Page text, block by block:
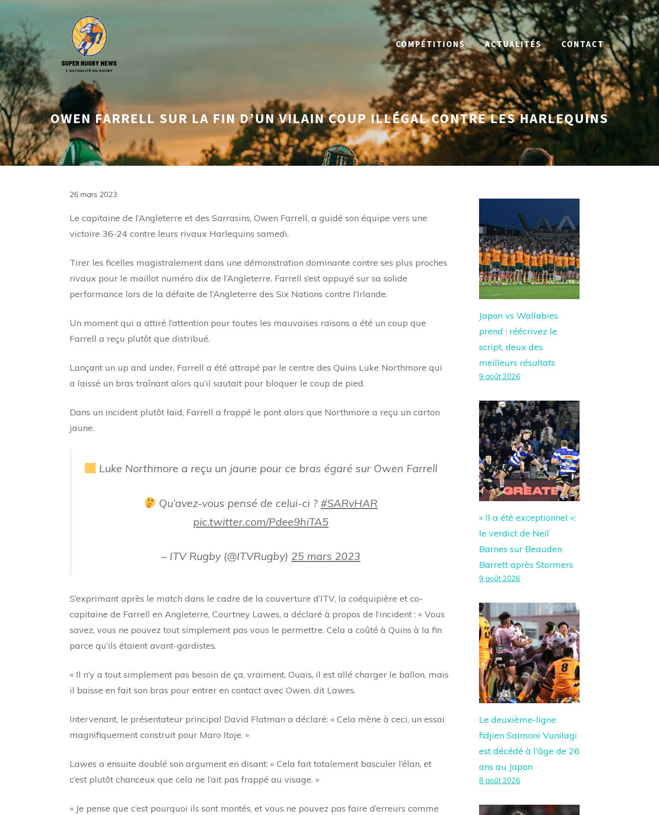
Aller
contenu
COMPÉTITIONS ACTUALITÉS CONTACT
OWEN FARRELL SUR LA FIN D’UN VILAIN COUP ILLÉGAL CONTRE LES HARLEQUINS
26 mars 2023
Le capitaine de l’Angleterre et des Sarrasins, Owen Farrell, a guidé son équipe vers une
victoire 36-24 contre leurs rivaux Harlequins samedi.
Tirer les ficelles magistralement dans une démonstration dominante contre ses plus proches
rivaux pour le maillot numéro dix de l’Angleterre. Farrell s’est appuyé sur sa solide
performance lors de la défaite de l’Angleterre des Six Nations contre l’Irlande.
Un moment qui a attiré l’attention pour toutes les mauvaises raisons a été un coup que
Farrell a reçu plutôt que distribué.
Lançant un up and under, Farrell a été attrapé par le centre des Quins Luke Northmore qui
a laissé un bras traînant alors qu’il sautait pour bloquer le coup de pied.
Dans un incident plutôt laid, Farrell a frappé le pont alors que Northmore a reçu un carton
jaune.
Luke Northmore a reçu un jaune pour ce bras égaré sur Owen Farrell
Qu’avez-vous pensé de celui-ci ?#SARvHAR
pic.twitter.com/Pdee9hiTA5
– ITV Rugby (@ITVRugby) 25 mars 2023
S’exprimant après le match dans le cadre de la couverture d’ITV, la coéquipière et co-
capitaine de Farrell en Angleterre, Courtney Lawes, a déclaré à propos de l’incident : « Vous
savez, vous ne pouvez tout simplement pas vous le permettre. Cela a coûté à Quins à la fin
parce qu’ils étaient avant-gardistes.
« Il n’y a tout simplement pas besoin de ça, vraiment. Ouais, il est allé charger le ballon, mais
il baisse en fait son bras pour entrer en contact avec Owen. dit Lawes.
Intervenant, le présentateur principal David Flatman a déclaré: « Cela mène à ceci, un essai
magnifiquement construit pour Maro Itoje. »
Lawes a ensuite doublé son argument en disant: « Cela fait totalement basculer l’élan, et
c’est plutôt chanceux que cela ne l’ait pas frappé au visage. »
« Je pense que c’est pourquoi ils sont montés, et vous ne pouvez pas faire d’erreurs comme
Japon vs Wallabies
prend : réécrivez le
script, deux des
meilleurs résultats
9 août 2026
« Il a été exceptionnel »:
le verdict de Neil
Barnes sur Beauden
Barrett après Stormers
9 août 2026
Le deuxième-ligne
fidjien Saimoni Vunilagi
est décédé à l'âge de 26
ans au Japon
8 août 2026